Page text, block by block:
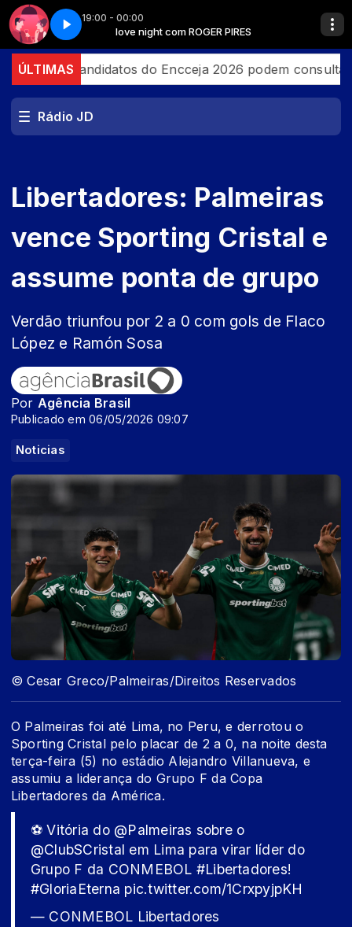
19:00 - 00:00
love night com ROGER PIRES
Love night - Parte 01
ÚLTIMAS
Candidatos do Encceja 2026 podem consultar o
Rádio JD
Libertadores: Palmeiras
vence Sporting Cristal e
assume ponta de grupo
Verdão triunfou por 2 a 0 com gols de Flaco
López e Ramón Sosa
Por Agência Brasil
Publicado em 06/05/2026 09:07
Noticias
© Cesar Greco/Palmeiras/Direitos Reservados
O Palmeiras foi até Lima, no Peru, e derrotou o
Sporting Cristal pelo placar de 2 a 0, na noite desta
terça-feira (5) no estádio Alejandro Villanueva, e
assumiu a liderança do Grupo F da Copa
Libertadores da América.
⚽ Vitória do @Palmeiras sobre o
@ClubSCristal em Lima para virar líder do
Grupo F da CONMEBOL #Libertadores!
#GloriaEterna pic.twitter.com/1CrxpyjpKH
— CONMEBOL Libertadores